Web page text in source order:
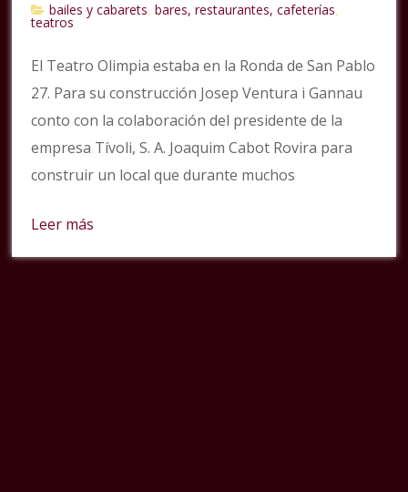
bailes y cabarets bares, restaurantes, cafeterías
teatros
El Teatro Olimpia estaba en la Ronda de San Pablo
27. Para su construcción Josep Ventura i Gannau
conto con la colaboración del presidente de la
empresa Tívoli, S. A. Joaquim Cabot Rovira para
construir un local que durante muchos
Leer más